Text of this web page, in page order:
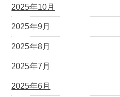
2025年10月
2025年9月
2025年8月
2025年7月
2025年6月